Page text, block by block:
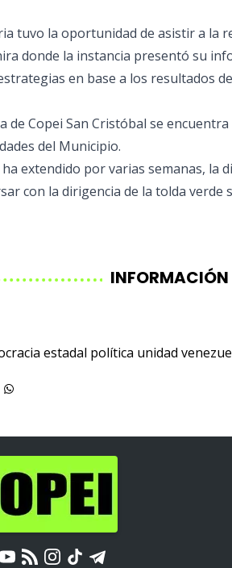
tuvo la oportunidad de asistir a la
donde la instancia presentó su
en base a los resultados
de Copei San Cristóbal se
del Municipio.
extendido por varias semanas, la
con la dirigencia de la tolda verde
INFORMACIÓN
estadal política unidad